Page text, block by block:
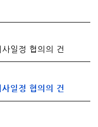
일정 협의의 건
일정 협의의 건